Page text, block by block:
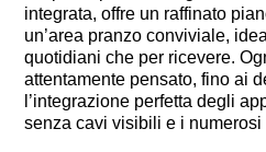
integrata, offre un raffinato
un’area pranzo conviviale,
quotidiani che per ricevere.
attentamente pensato, fino ai
l’integrazione perfetta degli
senza cavi visibili e i numerosi